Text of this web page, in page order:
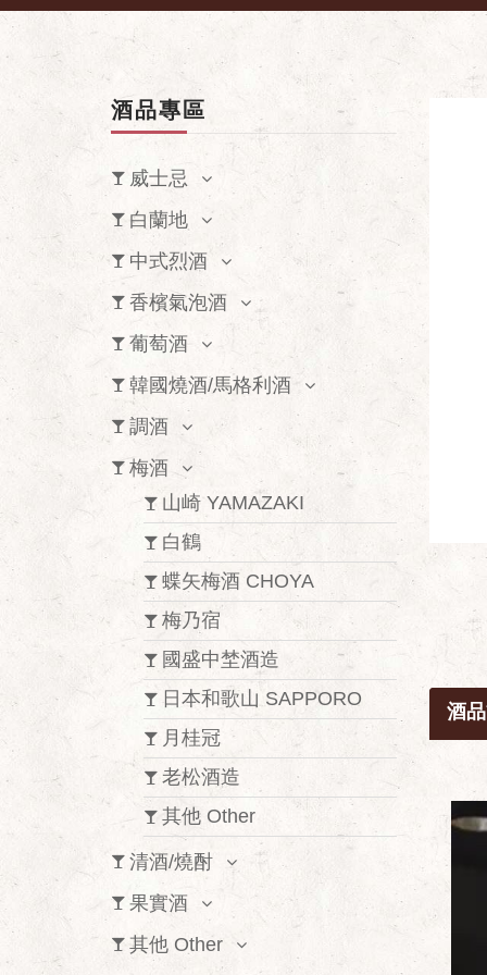
酒品專區
威士忌
白蘭地
中式烈酒
香檳氣泡酒
葡萄酒
韓國燒酒/馬格利酒
調酒
梅酒
山崎 YAMAZAKI
白鶴
蝶矢梅酒 CHOYA
梅乃宿
國盛中埜酒造
日本和歌山 SAPPORO
月桂冠
老松酒造
其他 Other
清酒/燒酎
果實酒
其他 Other
酒